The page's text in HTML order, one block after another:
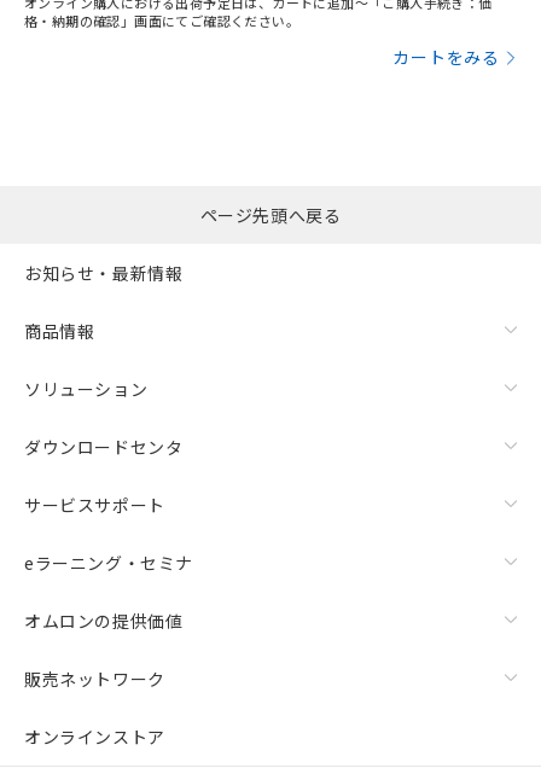
格・納期の確認」画面にてご確認ください。
カートをみる
ページ先頭へ戻る
お知らせ・最新情報
商品情報
ソリューション
ダウンロードセンタ
サービスサポート
eラーニング・セミナ
オムロンの提供価値
販売ネットワーク
オンラインストア